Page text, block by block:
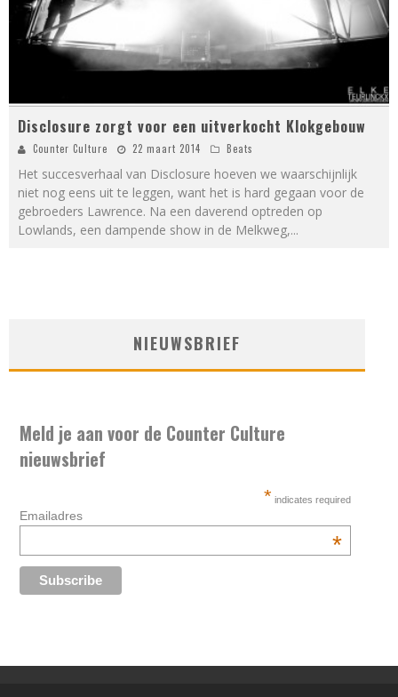
Disclosure zorgt voor een uitverkocht Klokgebouw
Counter Culture 22 maart 2014 Beats
Het succesverhaal van Disclosure hoeven we waarschijnlijk
niet nog eens uit te leggen, want het is hard gegaan voor de
gebroeders Lawrence. Na een daverend optreden op
Lowlands, een dampende show in de Melkweg,...
NIEUWSBRIEF
Meld je aan voor de Counter Culture
nieuwsbrief
* indicates required
Emailadres
*